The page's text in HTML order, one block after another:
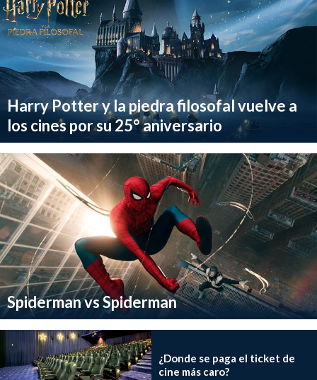
Harry Potter y la piedra filosofal vuelve a
los cines por su 25° aniversario
Spiderman vs Spiderman
¿Donde se paga el ticket de
cine más caro?